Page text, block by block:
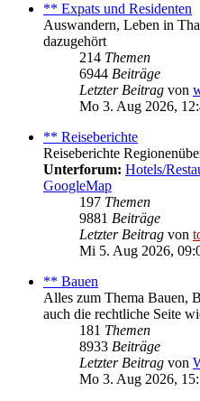
** Expats und Residenten
Auswandern, Leben in
dazugehört
214 Themen
6944 Beiträge
Letzter Beitrag von
Mo 3. Aug 2026,
** Reiseberichte
Reiseberichte
Unterforum: Hotels/
GoogleMap
197 Themen
9881 Beiträge
Letzter Beitrag von
Mi 5. Aug 2026,
** Bauen
Alles zum Thema Bauen,
auch die rechtliche Seite
181 Themen
8933 Beiträge
Letzter Beitrag von
Mo 3. Aug 2026,